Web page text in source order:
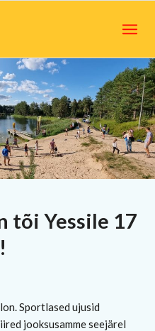
tõi Yessile 17
Sportlased ujusid
jooksusamme seejärel